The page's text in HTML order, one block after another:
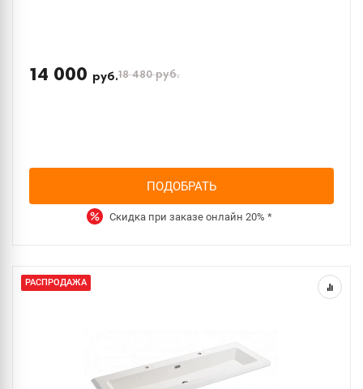
14 000 руб.18 480руб.
ПОДОБРАТЬ
Скидка при заказе онлайн 20% *
РАСПРОДАЖА